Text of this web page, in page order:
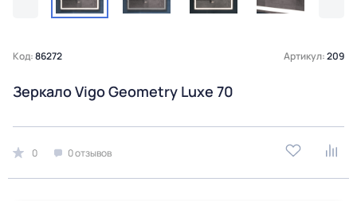
Код:86272 Артикул:209
Зеркало Vigo Geometry Luxe 70
0 0 отзывов